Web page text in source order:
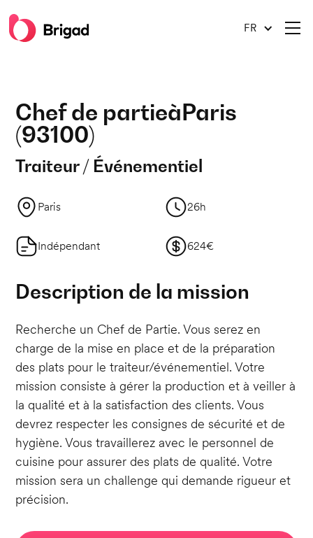
FR
Chef de partieàParis
(93100)
Traiteur / Événementiel
Paris 26h
Indépendant 624€
Description de la mission
Recherche un Chef de Partie. Vous serez en
charge de la mise en place et de la préparation
des plats pour le traiteur/événementiel. Votre
mission consiste à gérer la production et à veiller à
la qualité et à la satisfaction des clients. Vous
devrez respecter les consignes de sécurité et de
hygiène. Vous travaillerez avec le personnel de
cuisine pour assurer des plats de qualité. Votre
mission sera un challenge qui demande rigueur et
précision.